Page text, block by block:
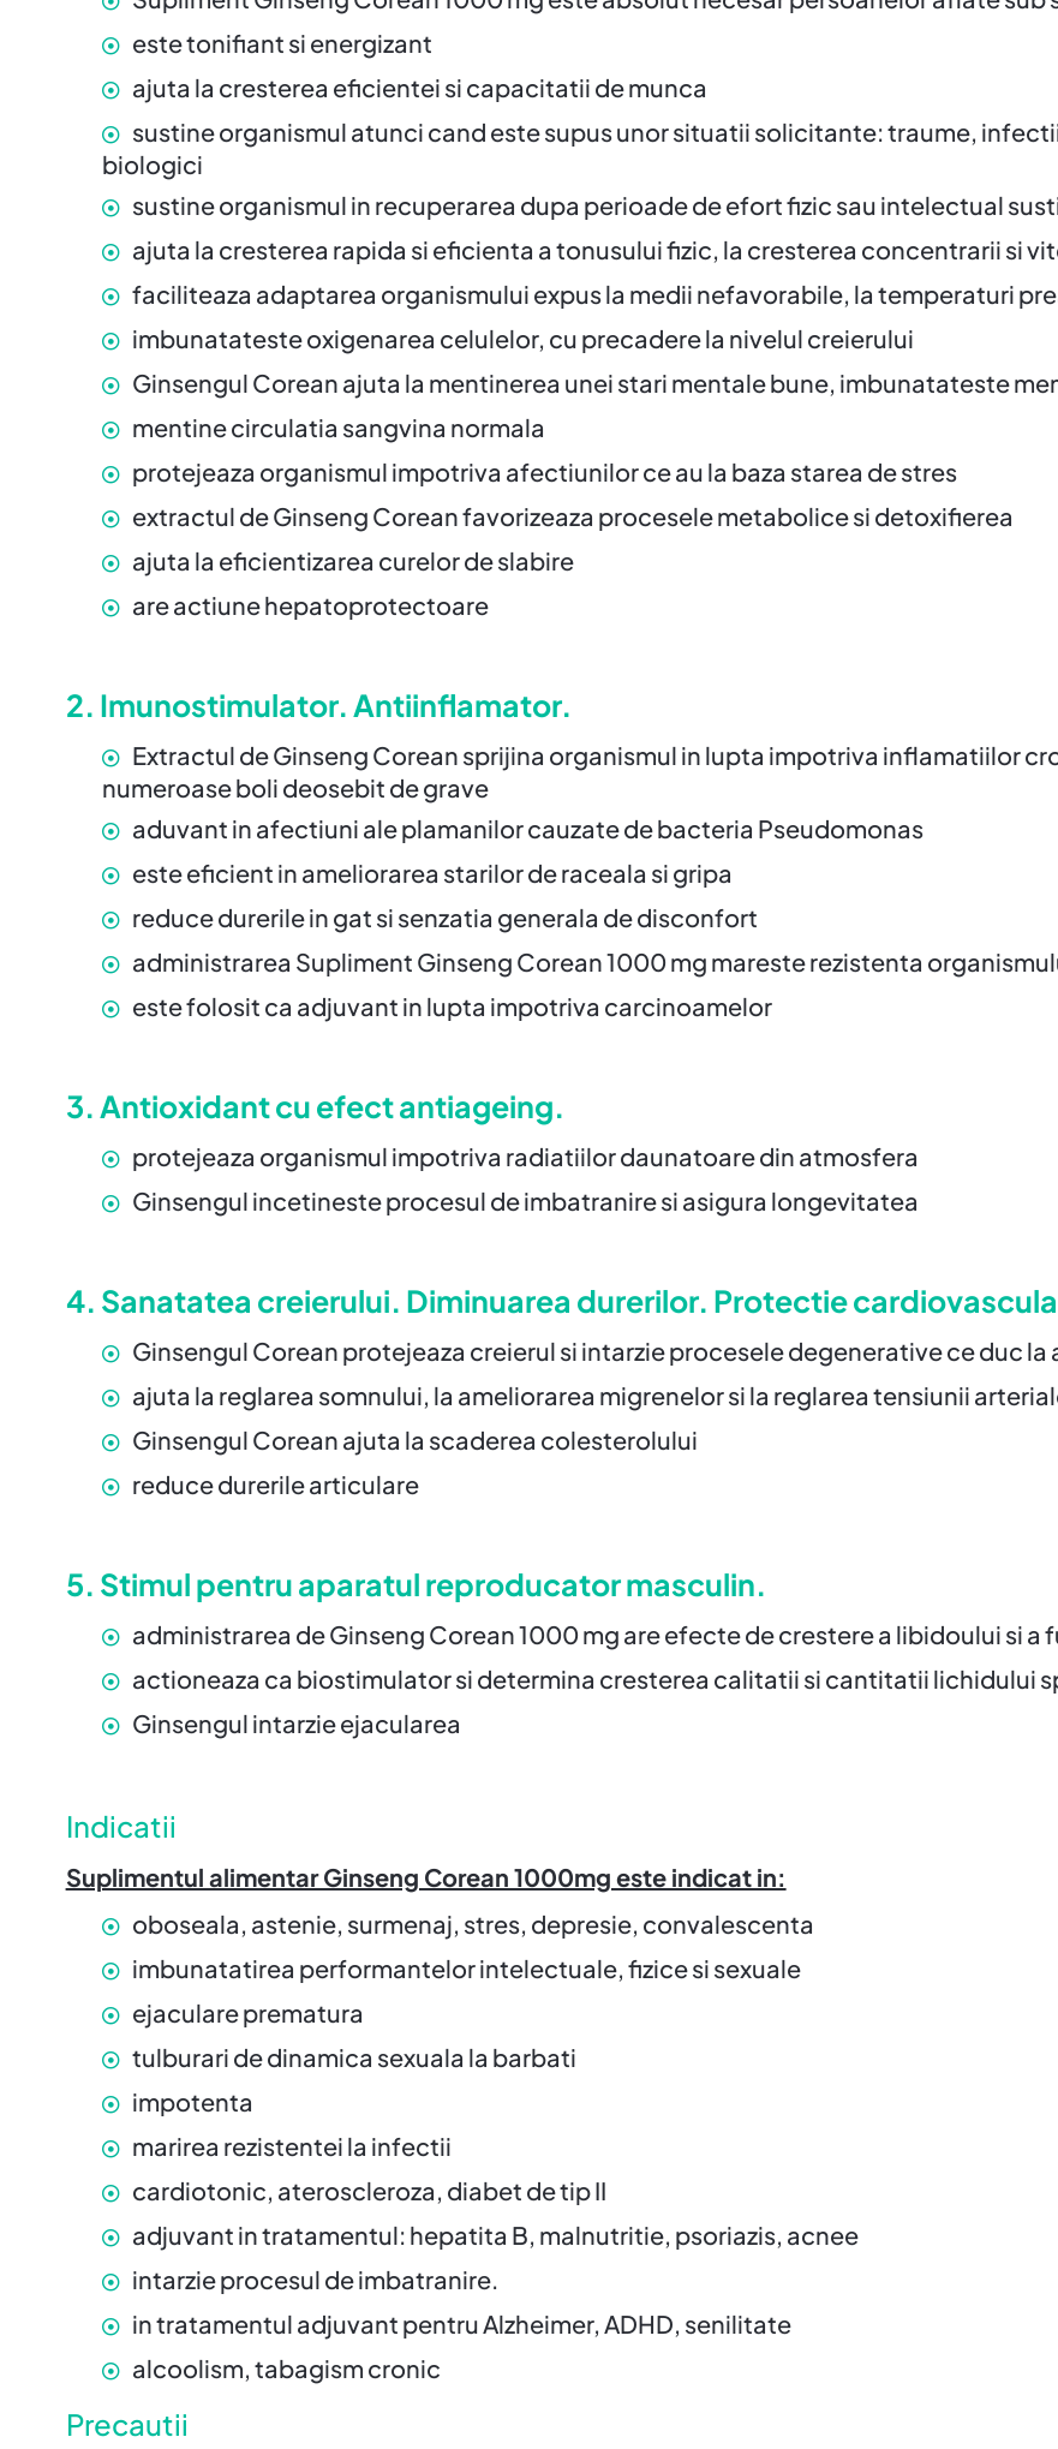
este tonifiant si energizant
ajuta la cresterea eficientei si capacitatii de munca
sustine organismul atunci cand este supus unor situatii solicitante: traume,
biologici
sustine organismul in recuperarea dupa perioade de efort fizic sau intelectual
ajuta la cresterea rapida si eficienta a tonusului fizic, la cresterea concentrarii si
faciliteaza adaptarea organismului expus la medii nefavorabile, la temperaturi
imbunatateste oxigenarea celulelor, cu precadere la nivelul creierului
Ginsengul Corean ajuta la mentinerea unei stari mentale bune, imbunatateste
mentine circulatia sangvina normala
protejeaza organismul impotriva afectiunilor ce au la baza starea de stres
extractul de Ginseng Corean favorizeaza procesele metabolice si detoxifierea
ajuta la eficientizarea curelor de slabire
are actiune hepatoprotectoare
2. Imunostimulator. Antiinflamator.
Extractul de Ginseng Corean sprijina organismul in lupta impotriva inflamatiilor
numeroase boli deosebit de grave
aduvant in afectiuni ale plamanilor cauzate de bacteria Pseudomonas
este eficient in ameliorarea starilor de raceala si gripa
reduce durerile in gat si senzatia generala de disconfort
administrarea Supliment Ginseng Corean 1000 mg mareste rezistenta
este folosit ca adjuvant in lupta impotriva carcinoamelor
3. Antioxidant cu efect antiageing.
protejeaza organismul impotriva radiatiilor daunatoare din atmosfera
Ginsengul incetineste procesul de imbatranire si asigura longevitatea
4. Sanatatea creierului. Diminuarea durerilor. Protectie
Ginsengul Corean protejeaza creierul si intarzie procesele degenerative ce duc
ajuta la reglarea somnului, la ameliorarea migrenelor si la reglarea tensiunii
Ginsengul Corean ajuta la scaderea colesterolului
reduce durerile articulare
5. Stimul pentru aparatul reproducator masculin.
administrarea de Ginseng Corean 1000 mg are efecte de crestere a libidoului si
actioneaza ca biostimulator si determina cresterea calitatii si cantitatii lichidului
Ginsengul intarzie ejacularea
Indicatii
Suplimentul alimentar Ginseng Corean 1000mg este indicat in:
oboseala, astenie, surmenaj, stres, depresie, convalescenta
imbunatatirea performantelor intelectuale, fizice si sexuale
ejaculare prematura
tulburari de dinamica sexuala la barbati
impotenta
marirea rezistentei la infectii
cardiotonic, ateroscleroza, diabet de tip II
adjuvant in tratamentul: hepatita B, malnutritie, psoriazis, acnee
intarzie procesul de imbatranire.
in tratamentul adjuvant pentru Alzheimer, ADHD, senilitate
alcoolism, tabagism cronic
Precautii